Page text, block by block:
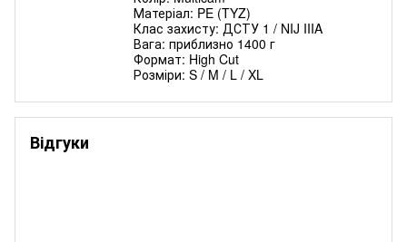
Матеріал: PE (TYZ)
Клас захисту: ДСТУ 1 / NIJ IIIA
Вага: приблизно 1400 г
Формат: High Cut
Розміри: S / M / L / XL
Відгуки